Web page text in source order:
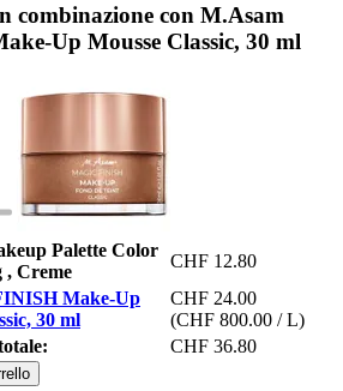
combinazione con M.Asam
Up Mousse Classic, 30 ml
Palette Color
, Creme
CHF 12.80
Make-Up
30 ml
CHF 24.00
(CHF 800.00 / L)
CHF 36.80